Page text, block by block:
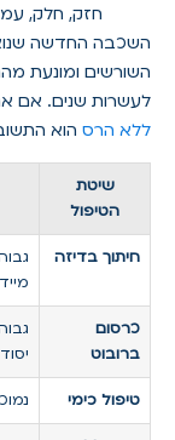
חזק, חלק,
השכבה החדשה
השורשים ומונעת
לעשרות שנים. אם
ללא הרס הוא
שיטת
הטיפול
חיתוך בדיזה
כרסום
ברובוט
טיפול כימי